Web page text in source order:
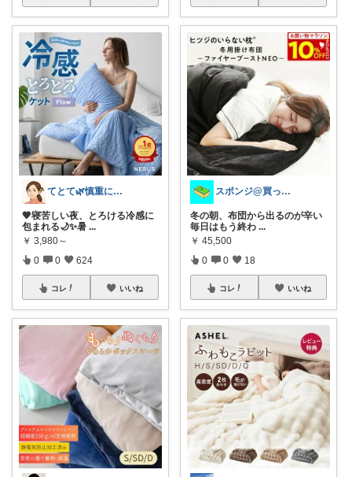
てとて🌿慎重に選ぶ派🧺💚
🧡寝苦しい夜、とろける冷感に
包まれる🌙✨暑 ...
￥ 3,980～
0 0 624
コレ いいね
スポンジ@買ってくれてありがとう！
冬の朝、布団から出るのが辛い
毎日はもう終わ ...
￥ 45,500
0 0 18
コレ いいね